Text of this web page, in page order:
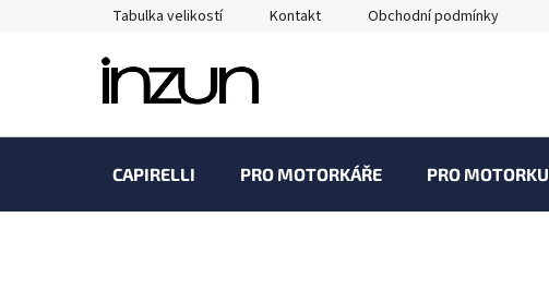
Tabulka velikostí Kontakt Obchodní podmínky
CAPIRELLI PRO MOTORKÁŘE PRO MOTORKU